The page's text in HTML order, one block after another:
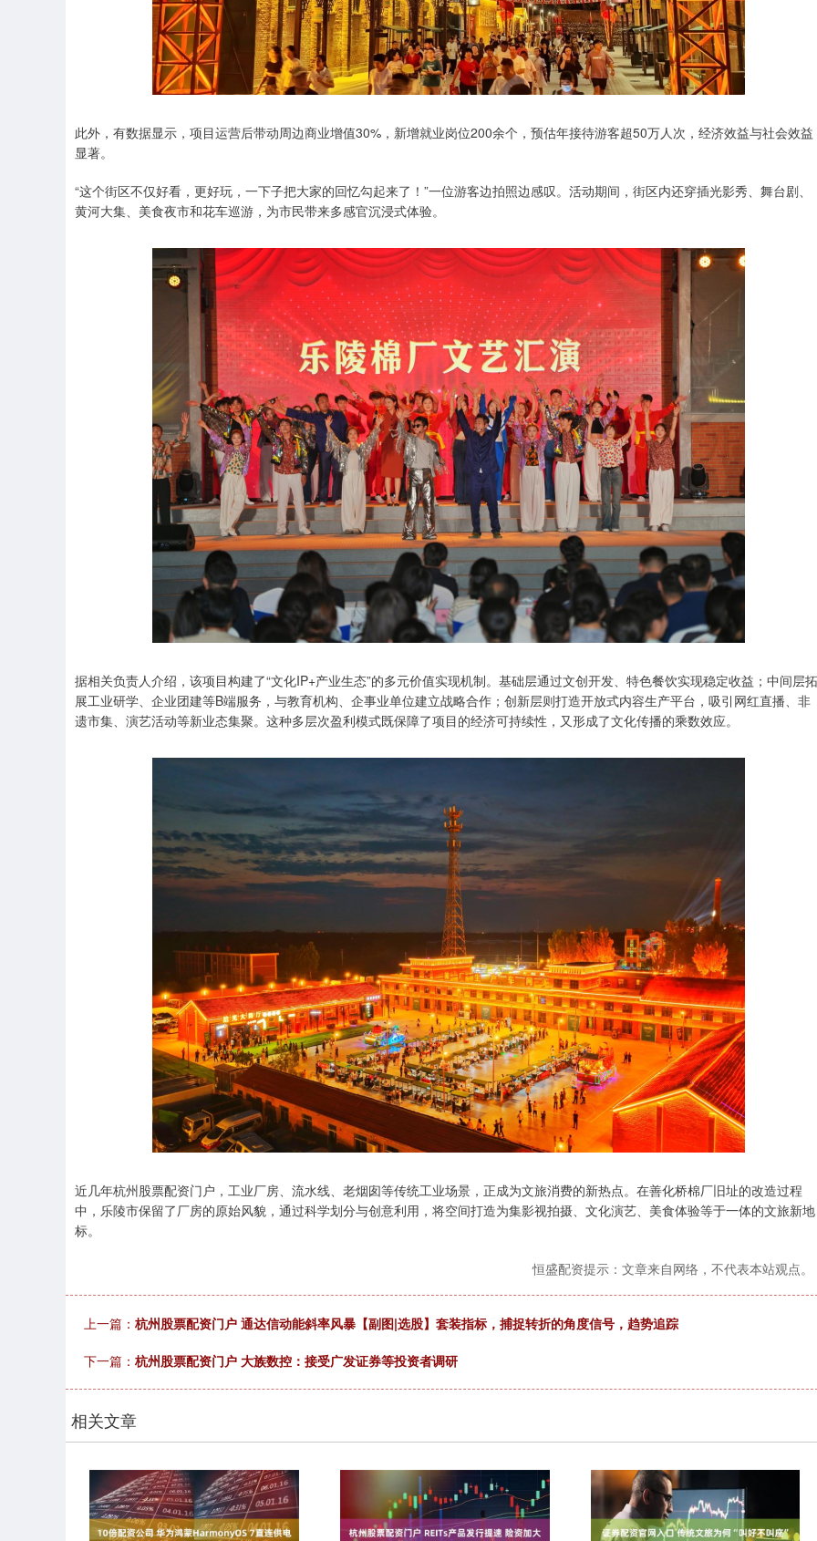
此外，有数据显示，项目运营后带动周边商业增值30%，新增就业岗位200余个，预估年接待游客超50万人次，经济效益与社会效益
显著。
“这个街区不仅好看，更好玩，一下子把大家的回忆勾起来了！”一位游客边拍照边感叹。活动期间，街区内还穿插光影秀、舞台剧、
黄河大集、美食夜市和花车巡游，为市民带来多感官沉浸式体验。
据相关负责人介绍，该项目构建了“文化IP+产业生态”的多元价值实现机制。基础层通过文创开发、特色餐饮实现稳定收益；中间层拓
展工业研学、企业团建等B端服务，与教育机构、企事业单位建立战略合作；创新层则打造开放式内容生产平台，吸引网红直播、非
遗市集、演艺活动等新业态集聚。这种多层次盈利模式既保障了项目的经济可持续性，又形成了文化传播的乘数效应。
近几年杭州股票配资门户，工业厂房、流水线、老烟囱等传统工业场景，正成为文旅消费的新热点。在善化桥棉厂旧址的改造过程
中，乐陵市保留了厂房的原始风貌，通过科学划分与创意利用，将空间打造为集影视拍摄、文化演艺、美食体验等于一体的文旅新地
标。
恒盛配资提示：文章来自网络，不代表本站观点。
上一篇： 杭州股票配资门户 通达信动能斜率风暴【副图|选股】套装指标，捕捉转折的角度信号，趋势追踪
下一篇： 杭州股票配资门户 大族数控：接受广发证券等投资者调研
相关文章